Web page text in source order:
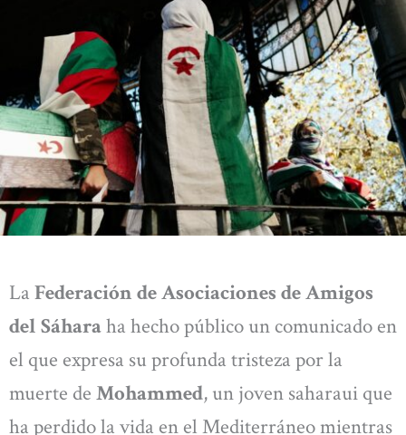
La Federación de Asociaciones de Amigos
del Sáharaha hecho público un comunicado en
el que expresa su profunda tristeza por la
muerte de Mohammed, un joven saharaui que
ha perdido la vida en el Mediterráneo mientras